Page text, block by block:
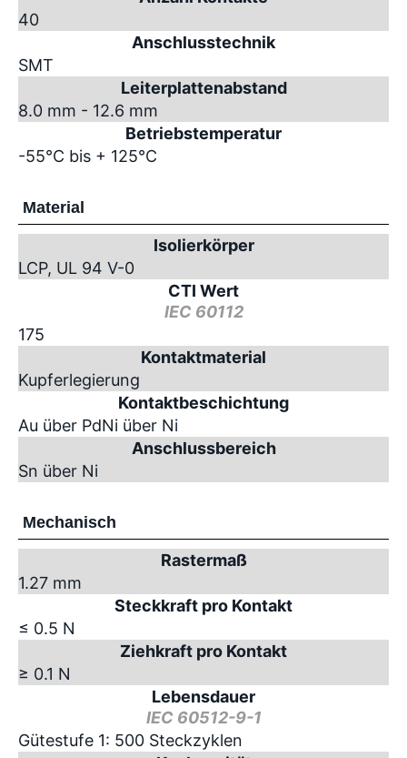
40
Anschlusstechnik
SMT
Leiterplattenabstand
8.0 mm - 12.6 mm
Betriebstemperatur
-55°C bis + 125°C
Material
Isolierkörper
LCP, UL 94 V-0
CTI Wert
IEC 60112
175
Kontaktmaterial
Kupferlegierung
Kontaktbeschichtung
Au über PdNi über Ni
Anschlussbereich
Sn über Ni
Mechanisch
Rastermaß
1.27 mm
Steckkraft pro Kontakt
≤ 0.5 N
Ziehkraft pro Kontakt
≥ 0.1 N
Lebensdauer
IEC 60512-9-1
Gütestufe 1: 500 Steckzyklen